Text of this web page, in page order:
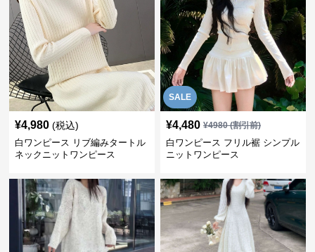
¥4,980 (税込)
白ワンピース リブ編みタートル
ネックニットワンピース
SALE
¥4,480 ¥4980(割引前)
白ワンピース フリル裾 シンプル
ニットワンピース